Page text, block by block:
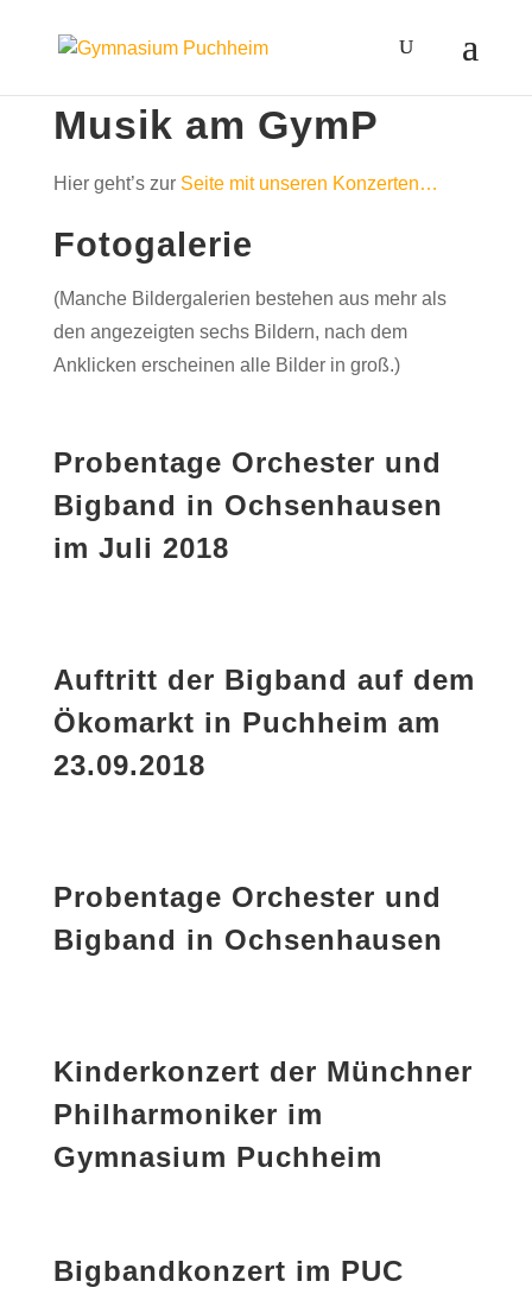
Musik am GymP
Hier geht’s zur Seite mit unseren Konzerten…
Fotogalerie
(Manche Bildergalerien bestehen aus mehr als
den angezeigten sechs Bildern, nach dem
Anklicken erscheinen alle Bilder in groß.)
Probentage Orchester und
Bigband in Ochsenhausen
im Juli 2018
Auftritt der Bigband auf dem
Ökomarkt in Puchheim am
23.09.2018
Probentage Orchester und
Bigband in Ochsenhausen
Kinderkonzert der Münchner
Philharmoniker im
Gymnasium Puchheim
Bigbandkonzert im PUC